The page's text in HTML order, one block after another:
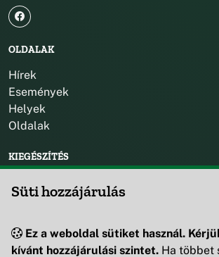
OLDALAK
Hírek
Események
Helyek
Oldalak
KIEGÉSZÍTÉS
+36 88 595 530
Süti hozzájárulás
Ez a weboldal sütiket használ.
kívánt hozzájárulási szintet. Ha többet